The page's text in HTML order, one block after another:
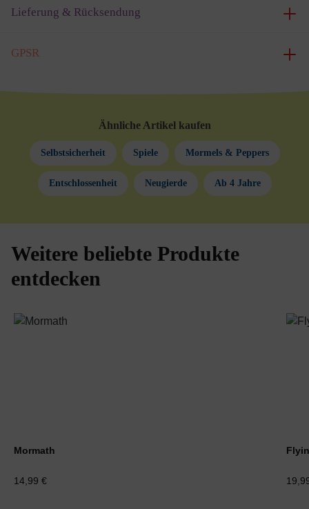
Lieferung & Rücksendung
GPSR
Ähnliche Artikel kaufen
Selbstsicherheit Spiele Mormels & Peppers
Entschlossenheit Neugierde Ab 4 Jahre
Produktgalerie überspringen
Weitere beliebte Produkte
entdecken
Mormath
14,99 €